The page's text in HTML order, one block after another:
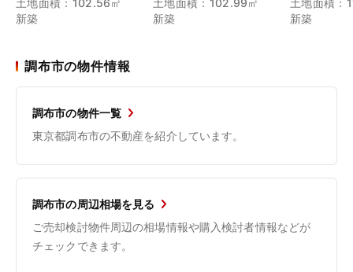
土地面積：102.56㎡
新築
土地面積：102.99㎡
新築
土地面積：
新築
調布市の物件情報
調布市の物件一覧
東京都調布市の不動産を紹介しています。
調布市の周辺相場を見る
ご売却検討物件周辺の相場情報や購入検討者情報などが
チェックできます。